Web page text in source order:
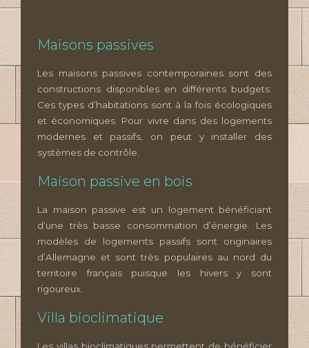
Maisons passives
Les maisons passives contemporaines sont des
constructions disponibles en différents budgets.
Ces types d’habitations sont à la fois écologiques
et économiques. Pour vivre dans des logements
modernes et passifs, on peut y installer des
systèmes de contrôle.
Maison passive en bois
La maison passive est un logement bénéficiant
d’une très basse consommation d’énergie. Les
modèles de logements passifs sont originaires
d’Allemagne et sont très populaires au nord du
territoire français puisque les hivers y sont
rigoureux.
Villa bioclimatique
Les villas bioclimatiques permettent de bénéficier